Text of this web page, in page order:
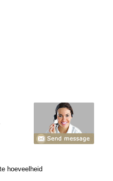
hoeveelheid